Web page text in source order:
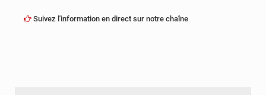
Suivez l'information en direct sur notre chaîne